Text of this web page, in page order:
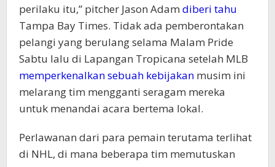
perilaku itu,” pitcher Jason Adam diberi tahu
Tampa Bay Times. Tidak ada pemberontakan
pelangi yang berulang selama Malam Pride
Sabtu lalu di Lapangan Tropicana setelah MLB
memperkenalkan sebuah kebijakan musim ini
melarang tim mengganti seragam mereka
untuk menandai acara bertema lokal.
Perlawanan dari para pemain terutama terlihat
di NHL, di mana beberapa tim memutuskan